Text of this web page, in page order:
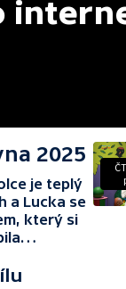
2025
je teplý
a Lucka se
který si